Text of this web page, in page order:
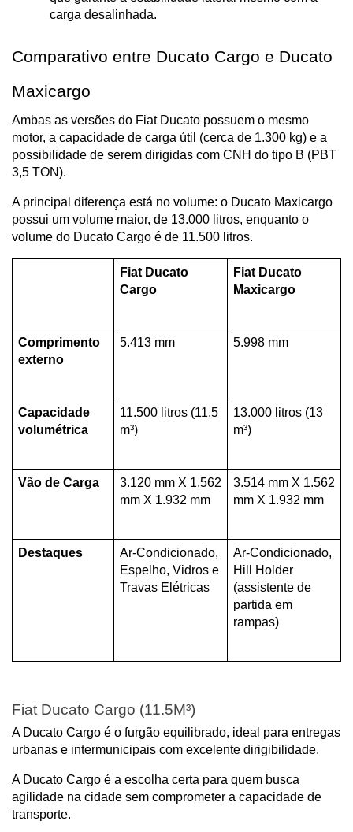
carga desalinhada.
Comparativo entre Ducato Cargo e Ducato
Maxicargo
Ambas as versões do Fiat Ducato possuem o mesmo
motor, a capacidade de carga útil (cerca de 1.300 kg) e a
possibilidade de serem dirigidas com CNH do tipo B (PBT
3,5 TON).
A principal diferença está no volume: o Ducato Maxicargo
possui um volume maior, de 13.000 litros, enquanto o
volume do Ducato Cargo é de 11.500 litros.
Fiat Ducato
Cargo
Fiat Ducato
Maxicargo
Comprimento
externo
5.413 mm 5.998 mm
Capacidade
volumétrica
11.500 litros (11,5
m³)
13.000 litros (13
m³)
Vão de Carga
3.120 mm X 1.562
mm X 1.932 mm
3.514 mm X 1.562
mm X 1.932 mm
Destaques
Ar-Condicionado,
Espelho, Vidros e
Travas Elétricas
Ar-Condicionado,
Hill Holder
(assistente de
partida em
rampas)
Fiat Ducato Cargo (11.5M³)
A Ducato Cargo é o furgão equilibrado, ideal para entregas
urbanas e intermunicipais com excelente dirigibilidade.
A Ducato Cargo é a escolha certa para quem busca
agilidade na cidade sem comprometer a capacidade de
transporte.